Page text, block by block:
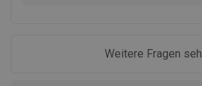
Weitere Fragen